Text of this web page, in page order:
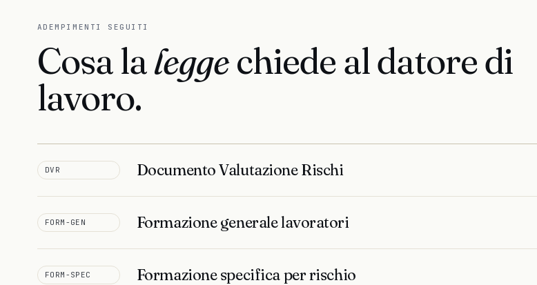
ADEMPIMENTI SEGUITI
Cosa laleggechiede al datore di
lavoro.
DVR Documento Valutazione Rischi
FORM-GEN Formazione generale lavoratori
FORM-SPEC Formazione specifica per rischio